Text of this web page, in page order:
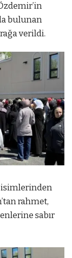
bulunan
verildi.
rahmet,
sabır